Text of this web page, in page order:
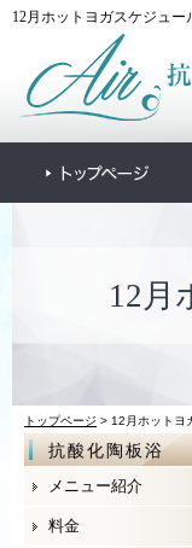
12月ホットヨガスケジュ
12月
トップページ > 12月ホットヨ
抗酸化陶板浴
メニュー紹介
料金